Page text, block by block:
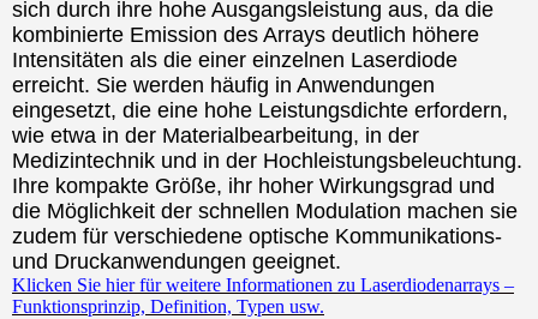
sich durch ihre hohe Ausgangsleistung aus, da die
kombinierte Emission des Arrays deutlich höhere
Intensitäten als die einer einzelnen Laserdiode
erreicht. Sie werden häufig in Anwendungen
eingesetzt, die eine hohe Leistungsdichte erfordern,
wie etwa in der Materialbearbeitung, in der
Medizintechnik und in der Hochleistungsbeleuchtung.
Ihre kompakte Größe, ihr hoher Wirkungsgrad und
die Möglichkeit der schnellen Modulation machen sie
zudem für verschiedene optische Kommunikations-
und Druckanwendungen geeignet.
Klicken Sie hier für weitere Informationen zu Laserdiodenarrays –
Funktionsprinzip, Definition, Typen usw.